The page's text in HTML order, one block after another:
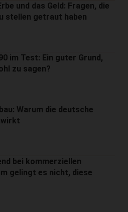
und das Geld: Fragen, die
stellen getraut haben
im Test: Ein guter Grund,
zu sagen?
Warum die deutsche
bei kommerziellen
gelingt es nicht, diese